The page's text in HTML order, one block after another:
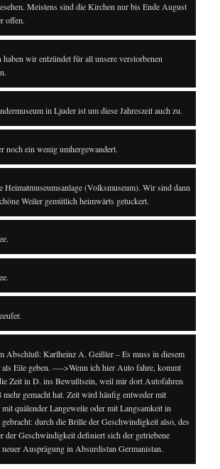
Meistens sind die Kirchen nur bis Ende August
offen.
wir entzündet für all unsere verstorbenen
in Ljuder ist um diese Jahreszeit auch zu.
noch ein wenig umhergewandert.
Heimatmuseumsanlage (Volksmuseum). Wir sind dann
Weiler gemütlich heimwärts getuckert.
Abschluß: Karlheinz A. Geißler – Es muss in diesem
als Eile geben. —->Wenn ich hier Auto fahre, kommt
Zeit in D. ins Bewußtsein, weil mir dort Autofahren
mehr gemacht hat. Zeit wird häufig entweder mit
quälender Langeweile oder mit Langsamkeit in
durch die Brille der Geschwindigkeit also, des
der Geschwindigkeit definiert sich der getriebene
Ausprägung in Absurdistan Germanistan.